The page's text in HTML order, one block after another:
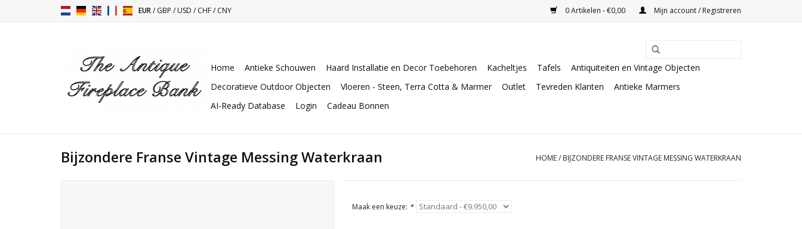
EUR/GBP /USD /CHF/CNY 0 Artikelen - €0,00 Mijn account / Registreren
Home Antieke Schouwen Haard Installatie en Decor Toebehoren Kacheltjes Tafels
Antiquiteiten en Vintage Objecten
Decoratieve Outdoor Objecten
Vloeren - Steen, Terra Cotta & Marmer Outlet Tevreden Klanten
Antieke Marmers
AI-Ready Database
Login Cadeau Bonnen
Bijzondere Franse Vintage Messing Waterkraan HOME/ BIJZONDERE FRANSE VINTAGE MESSING WATERKRAAN
Maak een keuze: *